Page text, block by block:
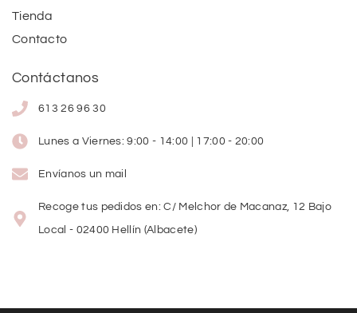
Tienda
Contacto
Contáctanos
613 26 96 30
Lunes a Viernes: 9:00 - 14:00 | 17:00 - 20:00
Envíanos un mail
Recoge tus pedidos en: C/ Melchor de Macanaz, 12 Bajo
Local - 02400 Hellín (Albacete)